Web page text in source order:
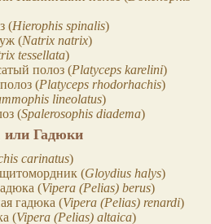
(Hierophis spinalis)
(Natrix natrix)
tessellata)
полоз (Platyceps karelini)
(Platyceps rhodorhachis)
lineolatus)
(Spalerosophis diadema)
или Гадюки
carinatus)
(Gloydius halys)
(Vipera (Pelias) berus)
гадюка (Vipera (Pelias) renardi)
(Vipera (Pelias) altaica)